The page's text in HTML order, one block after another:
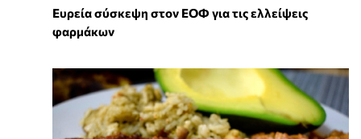
Ευρεία σύσκεψη στον ΕΟΦ για τις ελλείψεις
φαρμάκων